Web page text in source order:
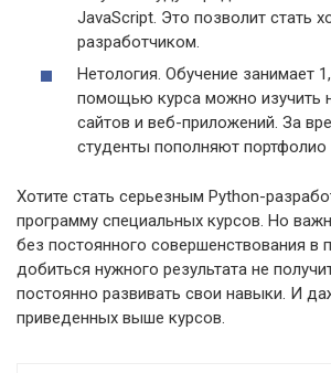
JavaScript. Это позволит стать
разработчиком.
Нетология. Обучение занимает
помощью курса можно изучить
сайтов и веб-приложений. За
студенты пополняют
Хотите стать серьезным Python-
программу специальных курсов. Но
без постоянного совершенствования в
добиться нужного результата не
постоянно развивать свои навыки. И
приведенных выше курсов.